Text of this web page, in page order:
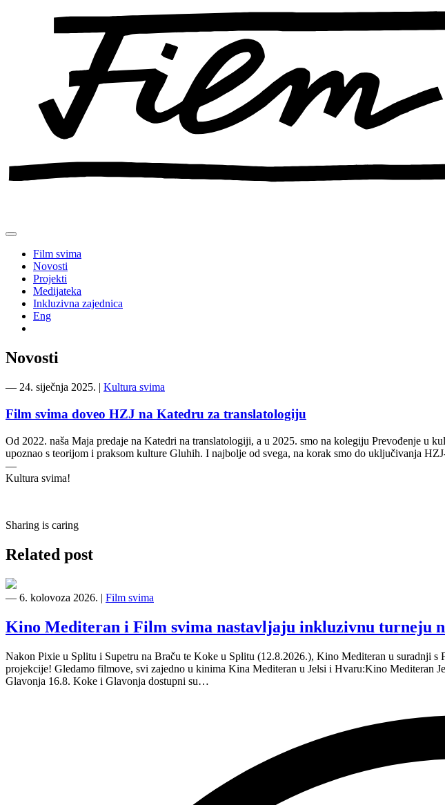
Film svima
Novosti
Projekti
Medijateka
Inkluzivna zajednica
Eng
Novosti
― 24. siječnja 2025. | Kultura svima
Film svima doveo HZJ na Katedru za translatologiju
Od 2022. naša Maja predaje na Katedri na translatologiji, a u 2025. smo na kolegiju Prevođenje u
upoznao s teorijom i praksom kulture Gluhih. I najbolje od svega, na korak smo do uključivanja
—
Kultura svima!
Sharing is caring
Related post
― 6. kolovoza 2026. | Film svima
Kino Mediteran i Film svima nastavljaju inkluzivnu turneju
Nakon Pixie u Splitu i Supetru na Braču te Koke u Splitu (12.8.2026.), Kino Mediteran u suradnji
projekcije! Gledamo filmove, svi zajedno u kinima Kina Mediteran u Jelsi i Hvaru:Kino
Glavonja 16.8. Koke i Glavonja dostupni su…